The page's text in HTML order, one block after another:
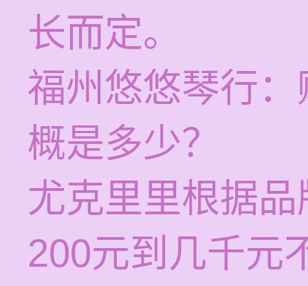
长而定。
福州悠悠琴行
概是多少？
尤克里里根据
200元到几千元